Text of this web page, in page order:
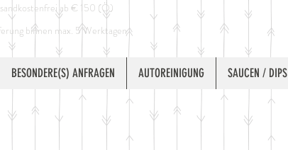
ab € 150 (Ö)
binnen max. 5 Werktagen
BESONDERE(S) ANFRAGEN AUTOREINIGUNG SAUCEN / DIPS